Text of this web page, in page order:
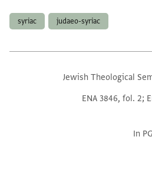
judaeo-syriac
syriac
Jewish Theological
ENA 3846, fol. 2;
In